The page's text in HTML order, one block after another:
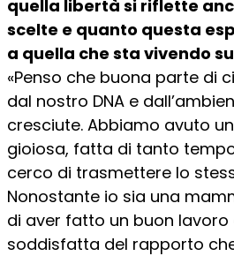
quella libertà si riflette
scelte e quanto questa
a quella che sta vivendo
«Penso che buona parte di
dal nostro DNA e
cresciute. Abbiamo avuto
gioiosa, fatta di tanto
cerco di trasmettere lo
Nonostante io sia una
di aver fatto un buon
soddisfatta del rapporto